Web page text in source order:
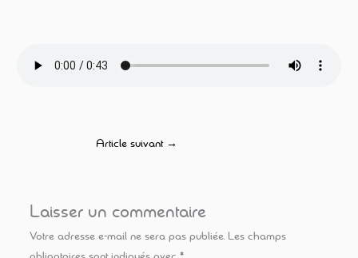
Article suivant →
Laisser un commentaire
Votre adresse e-mail ne sera pas publiée. Les champs